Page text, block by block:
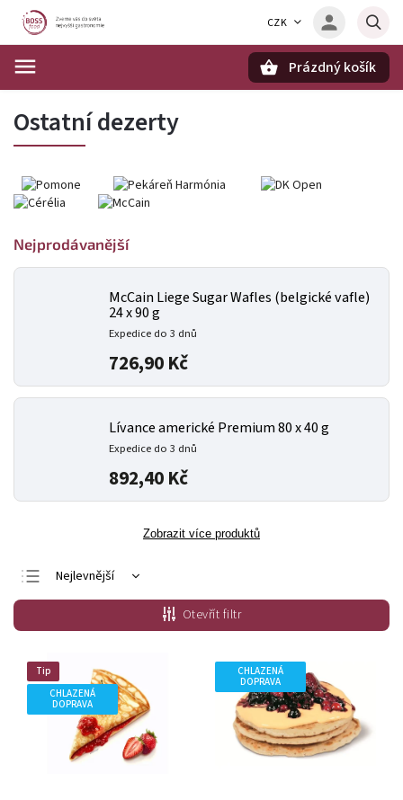
CZK
Prázdný košík
Ostatní dezerty
Nejprodávanější
McCain Liege Sugar Wafles (belgické vafle)
24 x 90 g
Expedice do 3 dnů
726,90 Kč
Lívance americké Premium 80 x 40 g
Expedice do 3 dnů
892,40 Kč
Zobrazit více produktů
Doporučujeme
Nejlevnější
Nejdražší
Nejprodávanější
Abecedně
Otevřít filtr
Tip
CHLAZENÁ
DOPRAVA
CHLAZENÁ
DOPRAVA